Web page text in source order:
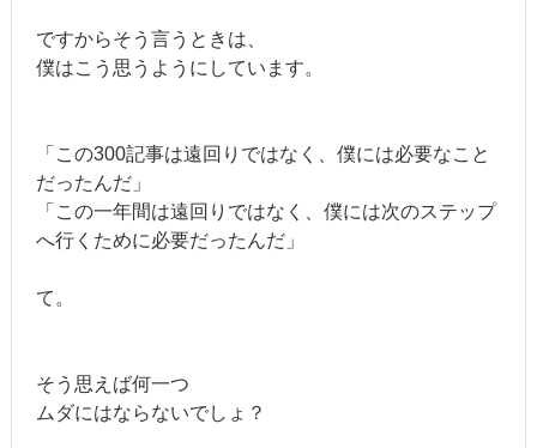
ですからそう言うときは、
僕はこう思うようにしています。
「この300記事は遠回りではなく、僕には必要なこと
だったんだ」
「この一年間は遠回りではなく、僕には次のステップ
へ行くために必要だったんだ」
て。
そう思えば何一つ
ムダにはならないでしょ？